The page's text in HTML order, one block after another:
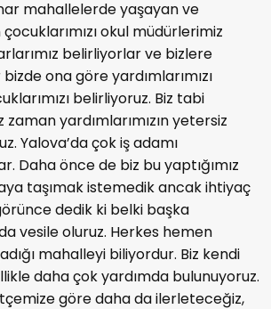
mahallelerde yaşayan ve
okul müdürlerimiz
belirliyorlar ve bizlere
ona göre yardımlarımızı
belirliyoruz. Biz tabi
yardımlarımızın yetersiz
Yalova’da çok iş adamı
Daha önce de biz bu yaptığımız
taşımak istemedik ancak ihtiyaç
dedik ki belki başka
vesile oluruz. Herkes hemen
mahalleyi biliyordur. Biz kendi
daha çok yardımda bulunuyoruz.
göre daha da ilerleteceğiz,